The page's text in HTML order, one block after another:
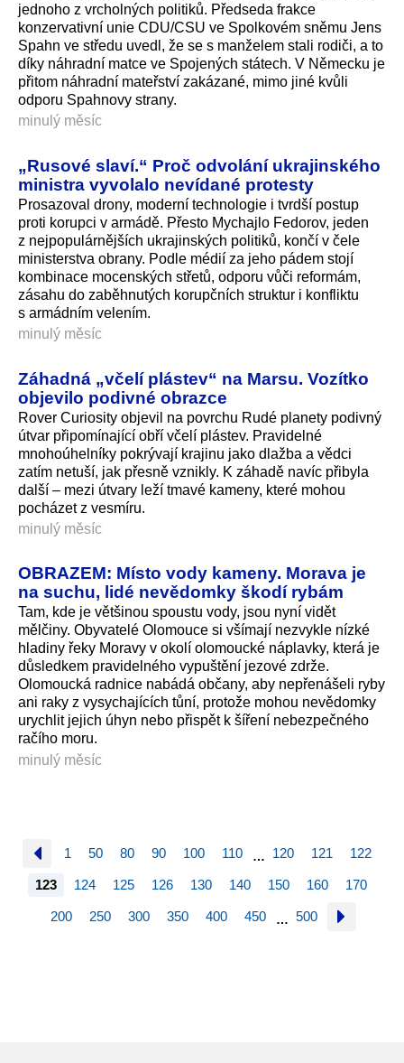
jednoho z vrcholných politiků. Předseda frakce
konzervativní unie CDU/CSU ve Spolkovém sněmu Jens
Spahn ve středu uvedl, že se s manželem stali rodiči, a to
díky náhradní matce ve Spojených státech. V Německu je
přitom náhradní mateřství zakázané, mimo jiné kvůli
odporu Spahnovy strany.
minulý měsíc
„Rusové slaví.“ Proč odvolání ukrajinského
ministra vyvolalo nevídané protesty
Prosazoval drony, moderní technologie i tvrdší postup
proti korupci v armádě. Přesto Mychajlo Fedorov, jeden
z nejpopulárnějších ukrajinských politiků, končí v čele
ministerstva obrany. Podle médií za jeho pádem stojí
kombinace mocenských střetů, odporu vůči reformám,
zásahu do zaběhnutých korupčních struktur i konfliktu
s armádním velením.
minulý měsíc
Záhadná „včelí plástev“ na Marsu. Vozítko
objevilo podivné obrazce
Rover Curiosity objevil na povrchu Rudé planety podivný
útvar připomínající obří včelí plástev. Pravidelné
mnohoúhelníky pokrývají krajinu jako dlažba a vědci
zatím netuší, jak přesně vznikly. K záhadě navíc přibyla
další – mezi útvary leží tmavé kameny, které mohou
pocházet z vesmíru.
minulý měsíc
OBRAZEM: Místo vody kameny. Morava je
na suchu, lidé nevědomky škodí rybám
Tam, kde je většinou spoustu vody, jsou nyní vidět
mělčiny. Obyvatelé Olomouce si všímají nezvykle nízké
hladiny řeky Moravy v okolí olomoucké náplavky, která je
důsledkem pravidelného vypuštění jezové zdrže.
Olomoucká radnice nabádá občany, aby nepřenášeli ryby
ani raky z vysychajících tůní, protože mohou nevědomky
urychlit jejich úhyn nebo přispět k šíření nebezpečného
račího moru.
minulý měsíc
1 50 80 90 100 110 … 120 121 122
123 124 125 126 130 140 150 160 170
200 250 300 350 400 450 … 500